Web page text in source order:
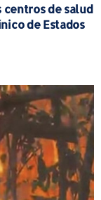
centros de salud
de Estados